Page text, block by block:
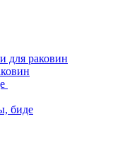
для раковин
биде